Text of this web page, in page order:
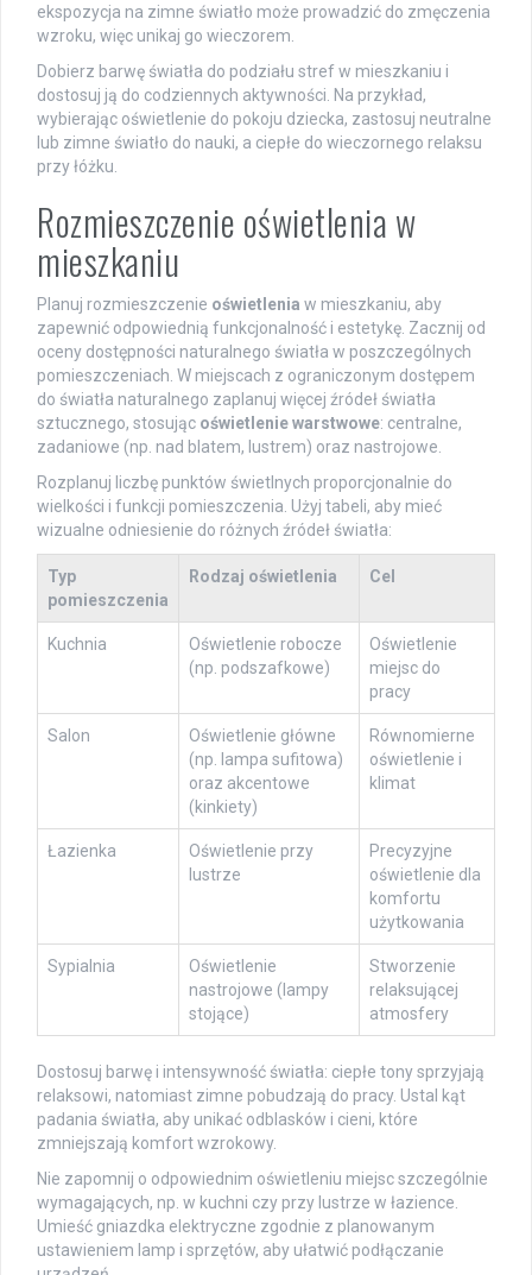
ekspozycja na zimne światło może prowadzić do zmęczenia
wzroku, więc unikaj go wieczorem.
Dobierz barwę światła do podziału stref w mieszkaniu i
dostosuj ją do codziennych aktywności. Na przykład,
wybierając oświetlenie do pokoju dziecka, zastosuj neutralne
lub zimne światło do nauki, a ciepłe do wieczornego relaksu
przy łóżku.
Rozmieszczenie oświetlenia w
mieszkaniu
Planuj rozmieszczenie oświetlenia w mieszkaniu, aby
zapewnić odpowiednią funkcjonalność i estetykę. Zacznij od
oceny dostępności naturalnego światła w poszczególnych
pomieszczeniach. W miejscach z ograniczonym dostępem
do światła naturalnego zaplanuj więcej źródeł światła
sztucznego, stosując oświetlenie warstwowe: centralne,
zadaniowe (np. nad blatem, lustrem) oraz nastrojowe.
Rozplanuj liczbę punktów świetlnych proporcjonalnie do
wielkości i funkcji pomieszczenia. Użyj tabeli, aby mieć
wizualne odniesienie do różnych źródeł światła:
Typ
pomieszczenia
Rodzaj oświetlenia Cel
Kuchnia
Oświetlenie robocze
(np. podszafkowe)
Oświetlenie
miejsc do
pracy
Salon
Oświetlenie główne
(np. lampa sufitowa)
oraz akcentowe
(kinkiety)
Równomierne
oświetlenie i
klimat
Łazienka
Oświetlenie przy
lustrze
Precyzyjne
oświetlenie dla
komfortu
użytkowania
Sypialnia
Oświetlenie
nastrojowe (lampy
stojące)
Stworzenie
relaksującej
atmosfery
Dostosuj barwę i intensywność światła: ciepłe tony sprzyjają
relaksowi, natomiast zimne pobudzają do pracy. Ustal kąt
padania światła, aby unikać odblasków i cieni, które
zmniejszają komfort wzrokowy.
Nie zapomnij o odpowiednim oświetleniu miejsc szczególnie
wymagających, np. w kuchni czy przy lustrze w łazience.
Umieść gniazdka elektryczne zgodnie z planowanym
ustawieniem lamp i sprzętów, aby ułatwić podłączanie